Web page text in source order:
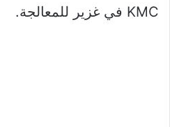
KMC في غزير للمعالجة.